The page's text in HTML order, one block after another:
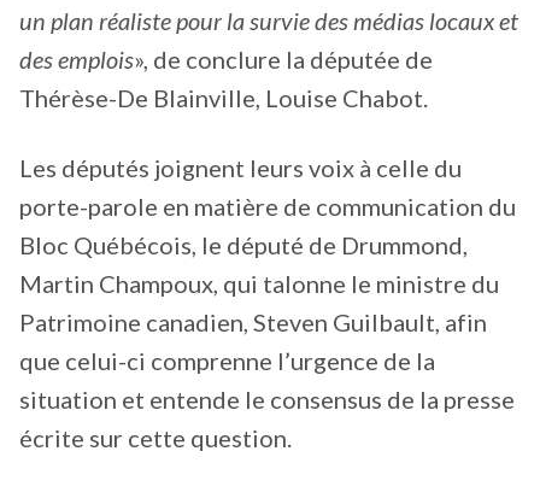
un plan réaliste pour la survie des médias locaux et
des emplois», de conclure la députée de
Thérèse-De Blainville, Louise Chabot.
Les députés joignent leurs voix à celle du
porte-parole en matière de communication du
Bloc Québécois, le député de Drummond,
Martin Champoux, qui talonne le ministre du
Patrimoine canadien, Steven Guilbault, afin
que celui-ci comprenne l’urgence de la
situation et entende le consensus de la presse
écrite sur cette question.